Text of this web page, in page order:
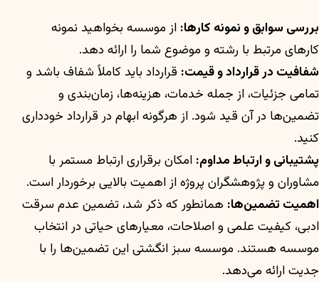
بررسی سوابق و نمونه کارها: از موسسه بخواهید نمونه
کارهای مرتبط با رشته و موضوع شما را ارائه دهد.
شفافیت در قرارداد و قیمت: قرارداد باید کاملاً شفاف باشد و
تمامی جزئیات، از جمله خدمات، هزینه‌ها، زمان‌بندی و
تضمین‌ها در آن قید شود. از هرگونه ابهام در قرارداد خودداری
کنید.
پشتیبانی و ارتباط مداوم: امکان برقراری ارتباط مستمر با
مشاوران و پژوهشگران پروژه از اهمیت بالایی برخوردار است.
اهمیت تضمین‌ها: همانطور که ذکر شد، تضمین عدم سرقت
ادبی، کیفیت علمی و اصلاحات، معیارهای حیاتی در انتخاب
موسسه هستند. موسسه سبز انگشتی این تضمین‌ها را با
جدیت ارائه می‌دهد.